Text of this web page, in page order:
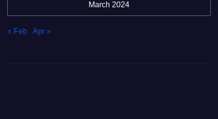
March 2024
« Feb Apr »